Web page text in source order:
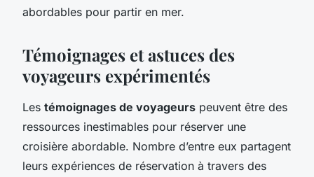
abordables pour partir en mer.
Témoignages et astuces des
voyageurs expérimentés
Les témoignages de voyageurs peuvent être des
ressources inestimables pour réserver une
croisière abordable. Nombre d’entre eux partagent
leurs expériences de réservation à travers des